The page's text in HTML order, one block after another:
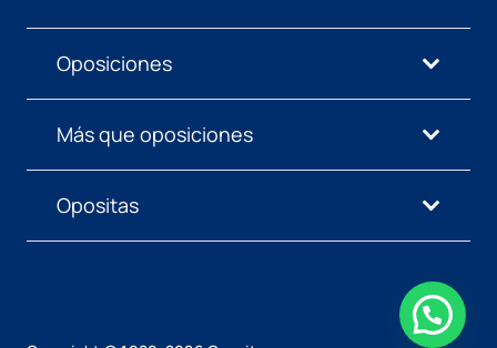
Oposiciones
Más que oposiciones
Opositas